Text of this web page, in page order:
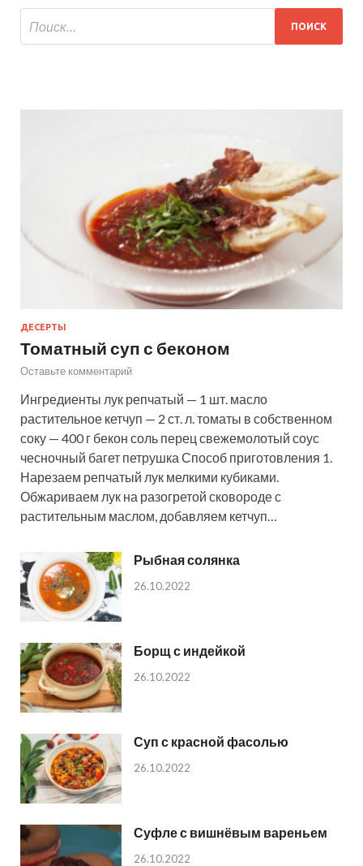
ДЕСЕРТЫ
Томатный суп с беконом
Оставьте комментарий
Ингредиенты лук репчатый — 1 шт. масло
растительное кетчуп — 2 ст. л. томаты в собственном
соку — 400 г бекон соль перец свежемолотый соус
чесночный багет петрушка Способ приготовления 1.
Нарезаем репчатый лук мелкими кубиками.
Обжариваем лук на разогретой сковороде с
растительным маслом, добавляем кетчуп…
Рыбная солянка
26.10.2022
Борщ с индейкой
26.10.2022
Суп с красной фасолью
26.10.2022
Суфле с вишнёвым вареньем
26.10.2022